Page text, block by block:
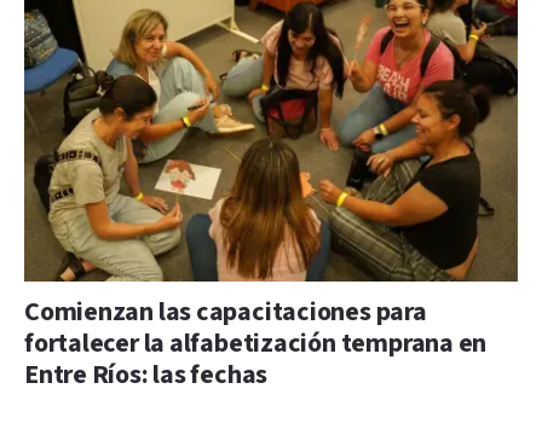
Comienzan las capacitaciones para
fortalecer la alfabetización temprana en
Entre Ríos: las fechas